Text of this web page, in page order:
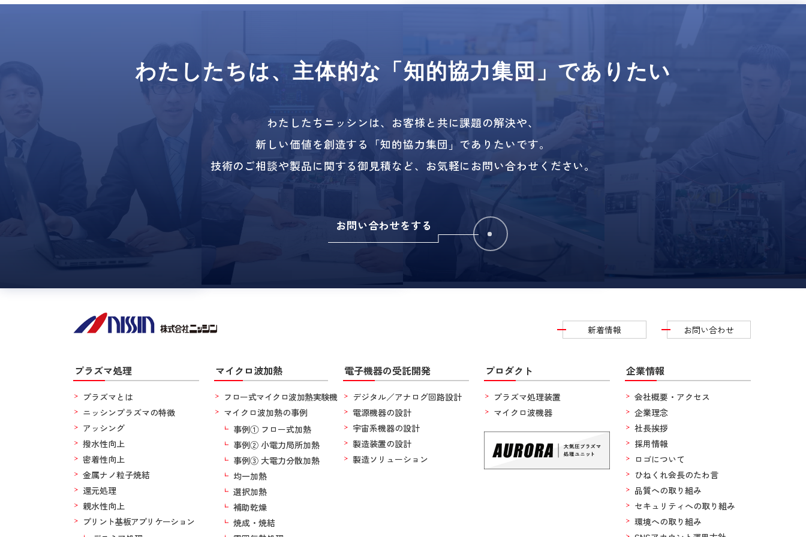
わたしたちは、主体的な「知的協力集団」でありたい
わたしたちニッシンは、 お客様と共に課題の解決や、
新しい価値を創造する
「知的協力集団」でありたいです。
技術のご相談や製品に関する御見積など、 お気軽にお問い合わせください。
お問い合わせをする
新着情報 お問い合わせ
プラズマ処理
プラズマとは
ニッシンプラズマの特徴
アッシング
撥水性向上
密着性向上
金属ナノ粒子焼結
還元処理
親水性向上
プリント基板アプリケーション
マイクロ波加熱
フロー式マイクロ波加熱実験機
マイクロ波加熱の事例
事例① フロー式加熱
事例② 小電力局所加熱
事例③ 大電力分散加熱
均一加熱
選択加熱
補助乾燥
焼成・焼結
電子機器の受託開発
デジタル／アナログ回路設計
電源機器の設計
宇宙系機器の設計
製造装置の設計
製造ソリューション
プロダクト
プラズマ処理装置
マイクロ波機器
企業情報
会社概要・アクセス
企業理念
社長挨拶
採用情報
ロゴについて
ひねくれ会長のたわ言
品質への取り組み
セキュリティへの取り組み
環境への取り組み